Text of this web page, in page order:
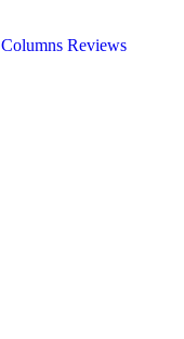
Columns Reviews